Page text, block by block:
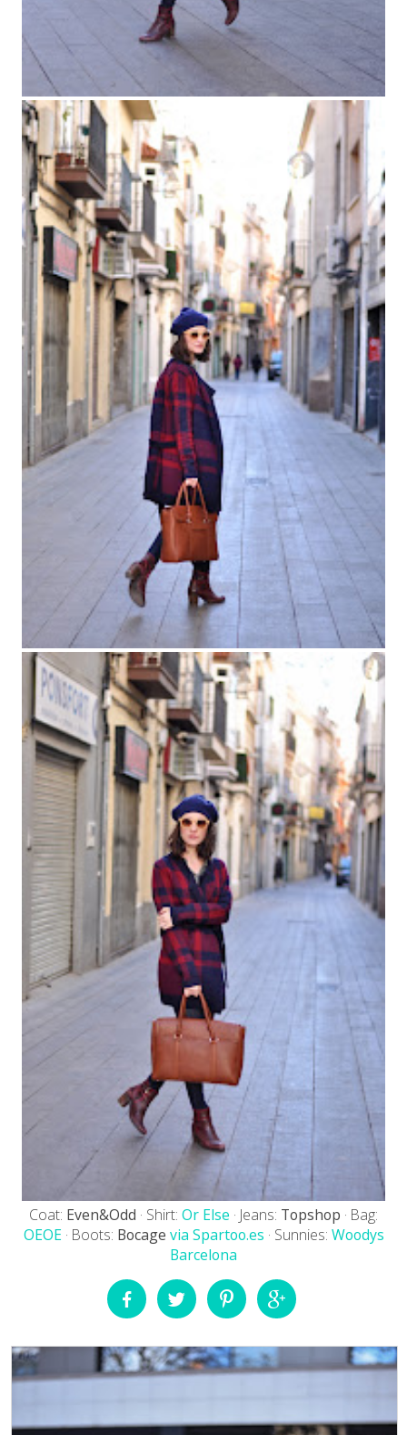
Coat: Even&Odd · Shirt: Or Else · Jeans: Topshop · Bag:
OEOE · Boots: Bocage via Spartoo.es · Sunnies: Woodys
Barcelona